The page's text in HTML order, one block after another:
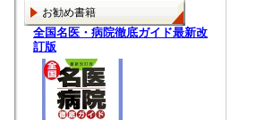
お勧め書籍
全国名医・病院徹底ガイド最新改
訂版